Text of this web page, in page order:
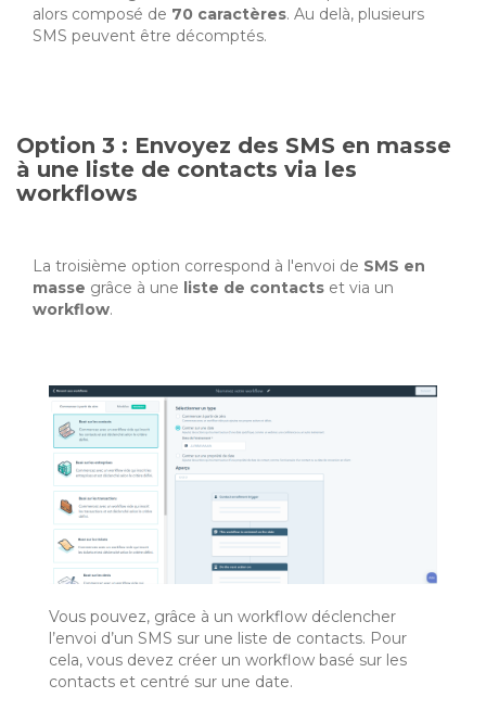
alors composé de 70 caractères. Au delà, plusieurs
SMS peuvent être décomptés.
Option 3 : Envoyez des SMS en masse
à une liste de contacts via les
workflows
La troisième option correspond à l'envoi de SMS en
masse grâce à une liste de contacts et via un
workflow.
Vous pouvez, grâce à un workflow déclencher
l’envoi d’un SMS sur une liste de contacts. Pour
cela, vous devez créer un workflow basé sur les
contacts et centré sur une date.